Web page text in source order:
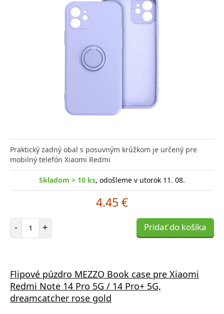
Praktický zadný obal s posuvným krúžkom je určený pre
mobilný telefón Xiaomi Redmi
Skladom > 10 ks, odošleme v utorok 11. 08.
4.45 €
- Počet položiek
+ Pridať do košíka
Flipové púzdro MEZZO Book case pre Xiaomi
Redmi Note 14 Pro 5G / 14 Pro+ 5G,
dreamcatcher rose gold